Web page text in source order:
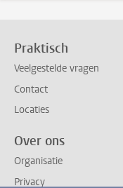
Praktisch
Veelgestelde vragen
Contact
Locaties
Over ons
Organisatie
Privacy